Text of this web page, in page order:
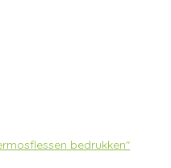
bedrukken"